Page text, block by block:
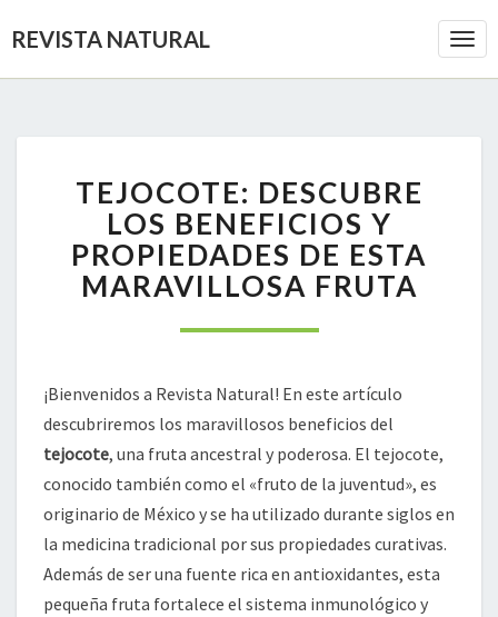
REVISTA NATURAL
DESCUBRE
LOS
BENEFICIOS
Y
PROPIEDADES
ESTA
FRUTA
TEJOCOTE: DESCUBRE
LOS BENEFICIOS Y
PROPIEDADES DE ESTA
MARAVILLOSA FRUTA
¡Bienvenidos a Revista Natural! En este artículo
descubriremos los maravillosos beneficios del
tejocote, una fruta ancestral y poderosa. El tejocote,
conocido también como el «fruto de la juventud», es
originario de México y se ha utilizado durante siglos en
la medicina tradicional por sus propiedades curativas.
Además de ser una fuente rica en antioxidantes, esta
pequeña fruta fortalece el sistema inmunológico y